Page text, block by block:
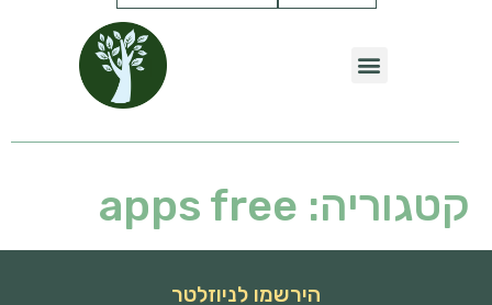
קטגוריה: apps free
הירשמו לניוזלטר